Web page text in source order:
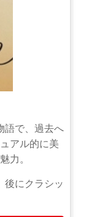
語で、過去へ
アル的に美
力。
後にクラシッ